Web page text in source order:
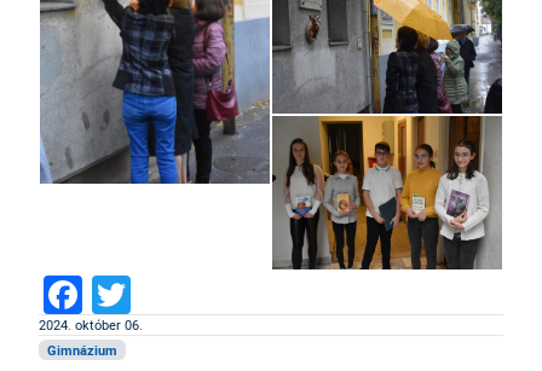
Facebook
2024. október 06.
Gimnázium